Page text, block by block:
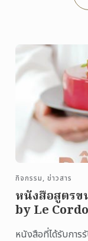
กิจกรรม, ข่าวสาร
หนังสือสูตรข
by Le
หนังสือที่ได้รับการ